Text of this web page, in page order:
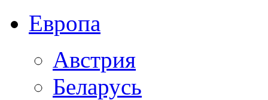
Европа
Австрия
Беларусь